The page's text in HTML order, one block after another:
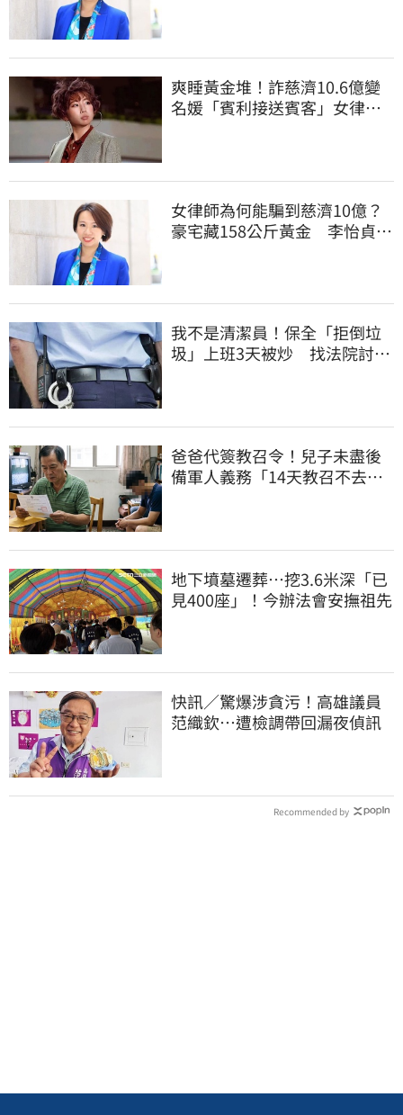
爽睡黃金堆！詐慈濟10.6億變
名媛「賓利接送賓客」女律師
女律師為何能騙到慈濟10億？
豪宅藏158公斤黃金 李怡貞驚
我不是清潔員！保全「拒倒垃
圾」上班3天被炒 找法院討公
爸爸代簽教召令！兒子未盡後
備軍人義務「14天教召不去」
地下墳墓遷葬…挖3.6米深「已
見400座」！今辦法會安撫祖先
快訊／驚爆涉貪污！高雄議員
范織欽…遭檢調帶回漏夜偵訊
Recommended by